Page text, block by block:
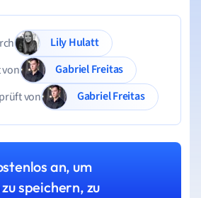
Lily Hulatt
Gabriel Freitas
von
Gabriel Freitas
an, um
speichern, zu